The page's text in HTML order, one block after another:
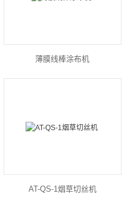
薄膜线棒涂布机
AT-QS-1烟草切丝机